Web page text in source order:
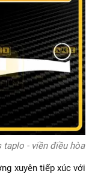
taplo - viền điều hòa
xuyên tiếp xúc với